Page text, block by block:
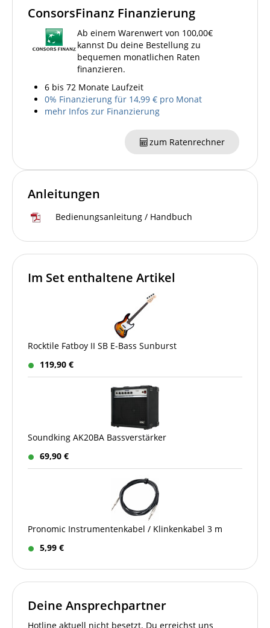
ConsorsFinanz Finanzierung
Ab einem Warenwert von 100,00€
kannst Du deine Bestellung zu
bequemen monatlichen Raten
finanzieren.
6 bis 72 Monate Laufzeit
0% Finanzierung für 14,99 € pro Monat
mehr Infos zur Finanzierung
zum Ratenrechner
Anleitungen
Bedienungsanleitung / Handbuch
Im Set enthaltene Artikel
Rocktile Fatboy II SB E-Bass Sunburst
119,90 €
Soundking AK20BA Bassverstärker
69,90 €
Pronomic Instrumentenkabel / Klinkenkabel 3 m
5,99 €
Deine Ansprechpartner
Hotline aktuell nicht besetzt. Du erreichst uns